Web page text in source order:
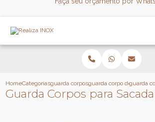
HomeCategoriasguarda corposguarda corpo de vidro
guarda
Guarda Corpos para